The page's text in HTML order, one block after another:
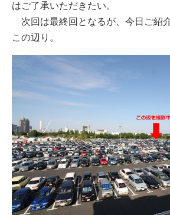
はご了承いただきたい。
次回は最終回となるが、今日ご紹
この辺り。